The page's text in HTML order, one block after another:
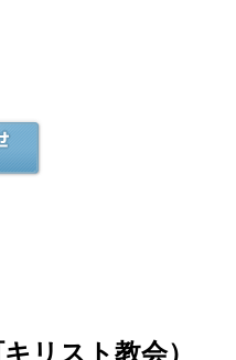
キリスト教会）